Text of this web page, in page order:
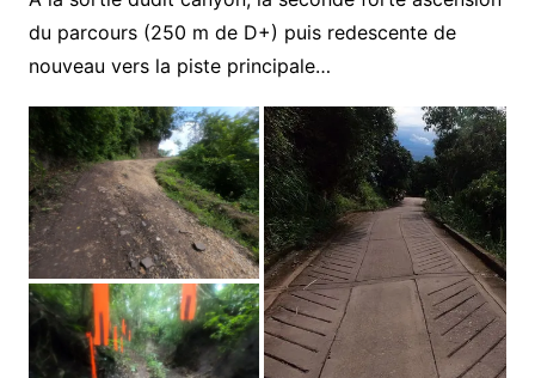
du parcours (250 m de D+) puis redescente de
nouveau vers la piste principale…